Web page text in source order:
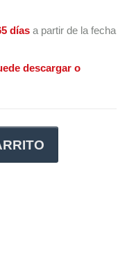
días a partir de la fecha
descargar o